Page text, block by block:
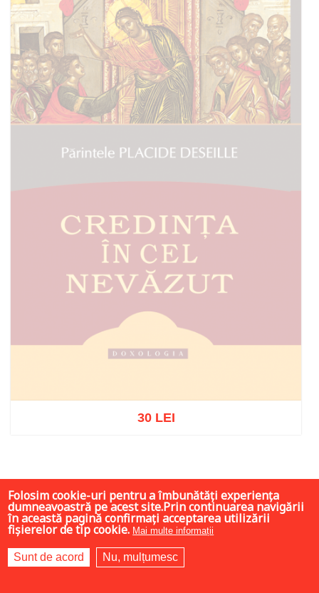
Stoc epuizat
30 LEI
Folosim cookie-uri pentru a îmbunătăți experiența
dumneavoastră pe acest site.Prin continuarea navigării
în această pagină confirmați acceptarea utilizării
fișierelor de tip cookie. Mai multe informații
Sunt de acord Nu, mulțumesc